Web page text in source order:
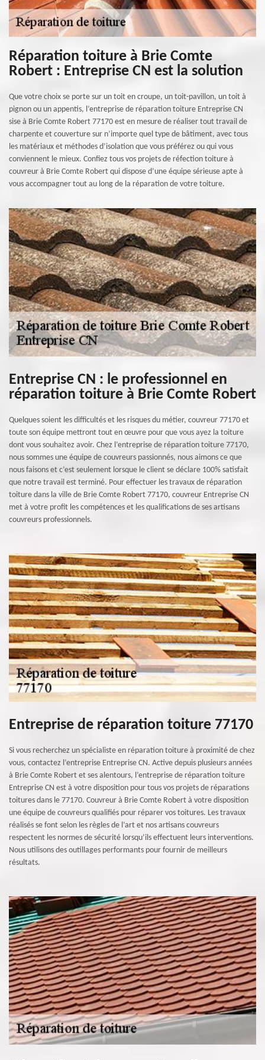
Réparation toiture à Brie Comte
Robert : Entreprise CN est la solution
Que votre choix se porte sur un toit en croupe, un toit-pavillon, un toit à
pignon ou un appentis, l’entreprise de réparation toiture Entreprise CN
sise à Brie Comte Robert 77170 est en mesure de réaliser tout travail de
charpente et couverture sur n’importe quel type de bâtiment, avec tous
les matériaux et méthodes d’isolation que vous préférez ou qui vous
conviennent le mieux. Confiez tous vos projets de réfection toiture à
couvreur à Brie Comte Robert qui dispose d’une équipe sérieuse apte à
vous accompagner tout au long de la réparation de votre toiture.
Entreprise CN : le professionnel en
réparation toiture à Brie Comte Robert
Quelques soient les difficultés et les risques du métier, couvreur 77170 et
toute son équipe mettront tout en œuvre pour que vous ayez la toiture
dont vous souhaitez avoir. Chez l’entreprise de réparation toiture 77170,
nous sommes une équipe de couvreurs passionnés, nous aimons ce que
nous faisons et c’est seulement lorsque le client se déclare 100% satisfait
que notre travail est terminé. Pour effectuer les travaux de réparation
toiture dans la ville de Brie Comte Robert 77170, couvreur Entreprise CN
met à votre profit les compétences et les qualifications de ses artisans
couvreurs professionnels.
Entreprise de réparation toiture 77170
Si vous recherchez un spécialiste en réparation toiture à proximité de chez
vous, contactez l’entreprise Entreprise CN. Active depuis plusieurs années
à Brie Comte Robert et ses alentours, l’entreprise de réparation toiture
Entreprise CN est à votre disposition pour tous vos projets de réparations
toitures dans le 77170. Couvreur à Brie Comte Robert à votre disposition
une équipe de couvreurs qualifiés pour réparer vos toitures. Les travaux
réalisés se font selon les règles de l’art et nos artisans couvreurs
respectent les normes de sécurité lorsqu’ils effectuent leurs interventions.
Nous utilisons des outillages performants pour fournir de meilleurs
résultats.